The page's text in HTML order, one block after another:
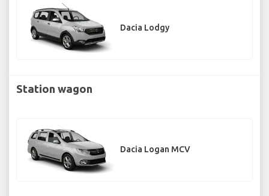
Dacia Lodgy
Station wagon
Dacia Logan MCV